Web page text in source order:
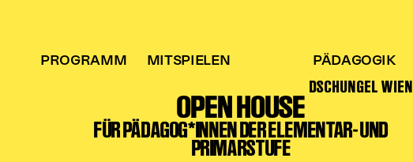
PROGRAMM MITSPIELEN PÄDAGOGIK
DSCHUNGEL WIEN
OPEN HOUSE
FÜR PÄDAGOG*INNEN DER ELEMENTAR- UND
PRIMARSTUFE